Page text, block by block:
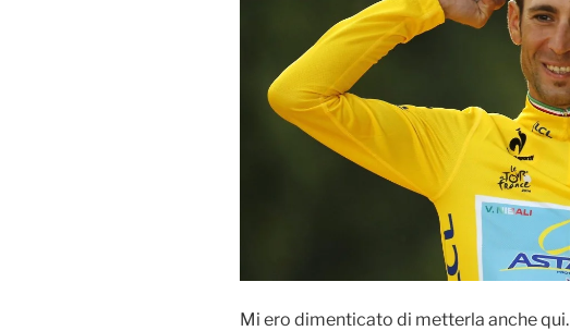
Mi ero dimenticato di metterla anche qui.